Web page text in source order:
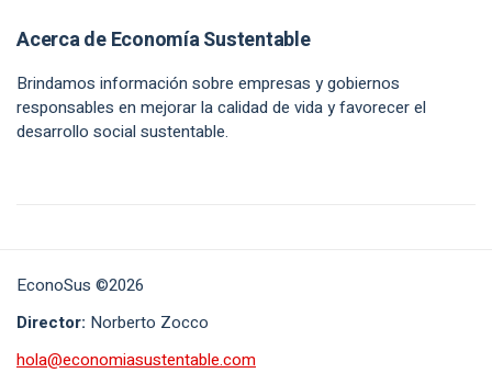
Acerca de Economía Sustentable
Brindamos información sobre empresas y gobiernos
responsables en mejorar la calidad de vida y favorecer el
desarrollo social sustentable.
EconoSus ©2026
Director: Norberto Zocco
hola@economiasustentable.com